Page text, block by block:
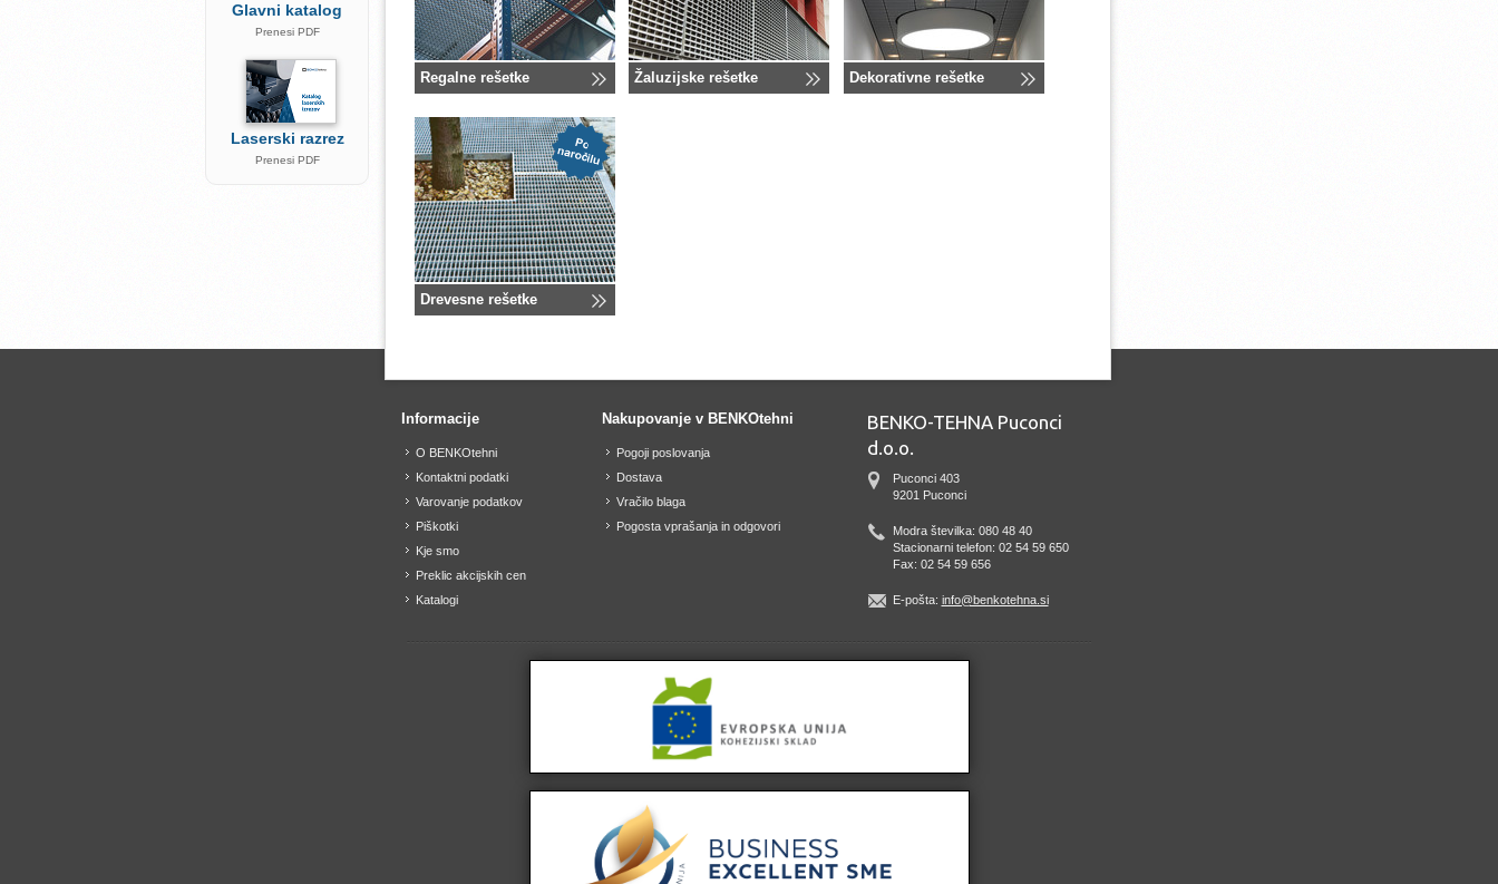
Regalne rešetke Žaluzijske rešetke Dekorativne rešetke
Drevesne rešetke
Glavni katalog
Prenesi PDF
Laserski razrez
Prenesi PDF
Informacije
O BENKOtehni
Kontaktni podatki
Varovanje podatkov
Piškotki
Kje smo
Preklic akcijskih cen
Katalogi
Nakupovanje v BENKOtehni
Pogoji poslovanja
Dostava
Vračilo blaga
Pogosta vprašanja in odgovori
BENKO-TEHNA Puconci
d.o.o.
Puconci 403
9201 Puconci
Modra številka: 080 48 40
Stacionarni telefon: 02 54 59 650
Fax: 02 54 59 656
E-pošta: info@benkotehna.si